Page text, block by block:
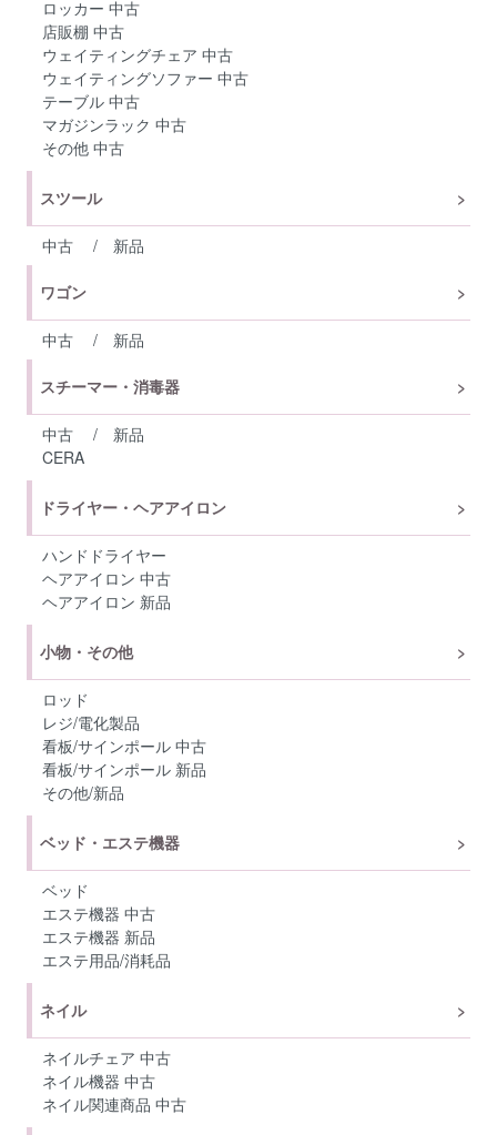
ロッカー 中古
店販棚 中古
ウェイティングチェア 中古
ウェイティングソファー 中古
テーブル 中古
マガジンラック 中古
その他 中古
スツール
中古 / 新品
ワゴン
中古 / 新品
スチーマー・消毒器
中古 /
新品
CERA
ドライヤー・ヘアアイロン
ハンドドライヤー
ヘアアイロン 中古
ヘアアイロン 新品
小物・その他
ロッド
レジ/電化製品
看板/サインポール 中古
看板/サインポール 新品
その他/新品
ベッド・エステ機器
ベッド
エステ機器 中古
エステ機器 新品
エステ用品/消耗品
ネイル
ネイルチェア 中古
ネイル機器 中古
ネイル関連商品 中古